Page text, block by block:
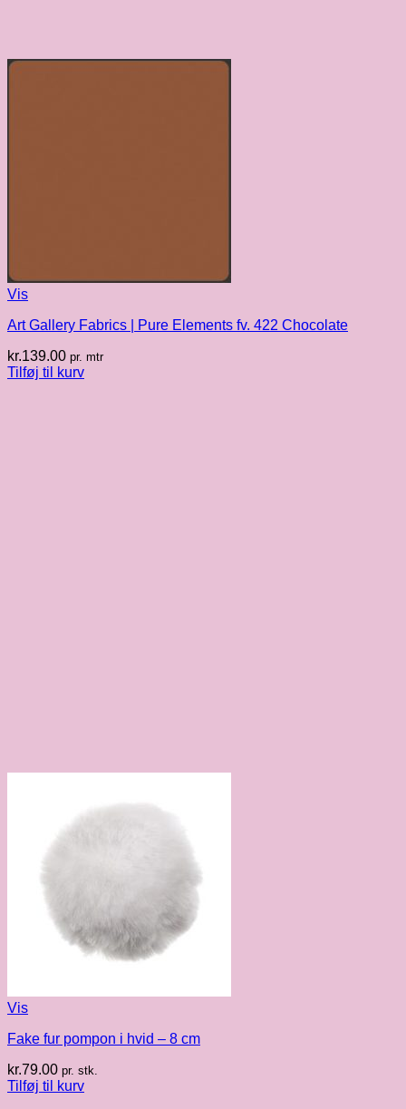
Vis
Art Gallery Fabrics | Pure Elements fv. 422 Chocolate
kr.139.00 pr. mtr
Tilføj til kurv
Vis
Fake fur pompon i hvid – 8 cm
kr.79.00 pr. stk.
Tilføj til kurv